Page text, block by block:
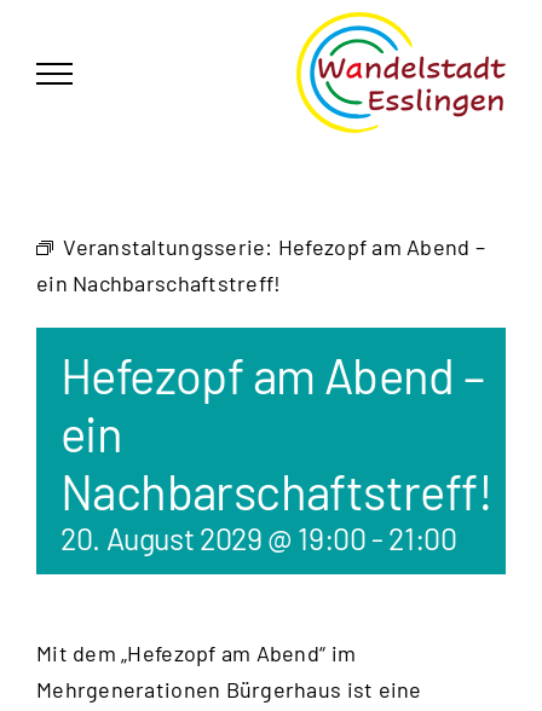
springen
Veranstaltungsserie: Hefezopf am Abend –
ein Nachbarschaftstreff!
Hefezopf am Abend –
ein
Nachbarschaftstreff!
20. August 2029 @ 19:00 - 21:00
Mit dem „Hefezopf am Abend“ im
Mehrgenerationen Bürgerhaus ist eine